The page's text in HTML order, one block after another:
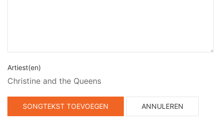
Artiest(en)
Christine and the Queens
SONGTEKST TOEVOEGEN ANNULEREN